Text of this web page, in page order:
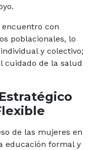
encuentro con
poblacionales, lo
y colectivo;
cuidado de la salud
de las mujeres en
educación formal y